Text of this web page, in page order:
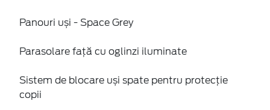
Panouri uși - Space Grey
Parasolare față cu oglinzi iluminate
Sistem de blocare uși spate pentru protecție
copii